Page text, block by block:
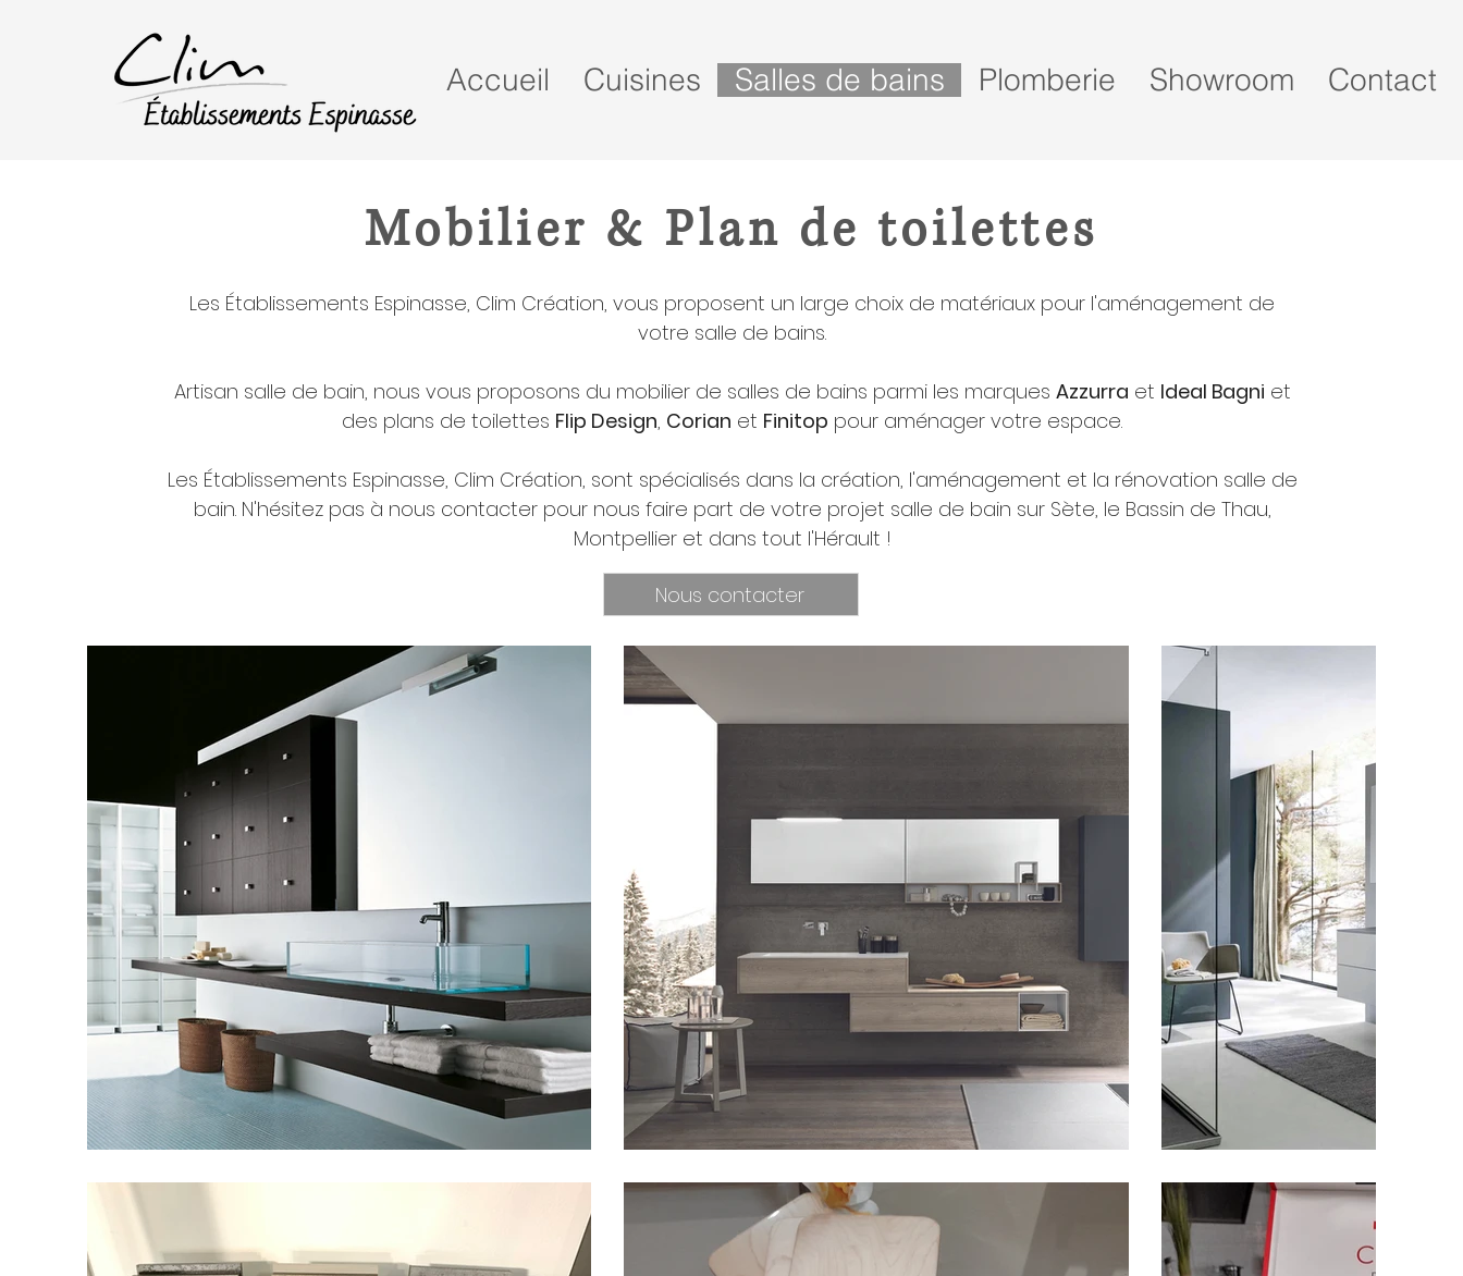
Accueil Cuisines Salles de bains Plomberie Showroom Contact
Mobilier & Plan de toilettes
Les Établissements Espinasse, Clim Création, vous proposent un large choix de matériaux pour l'aménagement de
votre salle de bains.
Artisan salle de bain, nous vous proposons du mobilier de salles de bains parmi les marques Azzurra et Ideal Bagni et
des plans de toilettes Flip Design, Corian et Finitop pour aménager votre espace.
Les Établissements Espinasse, Clim Création, sont spécialisés dans la création, l'aménagement et la rénovation salle de
bain. N'hésitez pas à nous contacter pour nous faire part de votre projet salle de bain sur Sète, le Bassin de Thau,
Montpellier et dans tout l'Hérault !
Nous contacter